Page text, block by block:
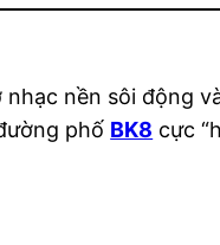
nền sôi động
phố BK8 cực